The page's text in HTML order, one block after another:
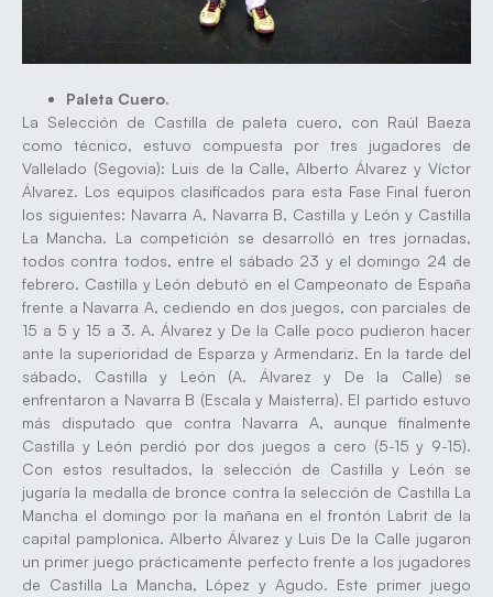
Paleta Cuero.
La Selección de Castilla de paleta cuero, con Raúl Baeza
como técnico, estuvo compuesta por tres jugadores de
Vallelado (Segovia): Luis de la Calle, Alberto Álvarez y Víctor
Álvarez. Los equipos clasificados para esta Fase Final fueron
los siguientes: Navarra A, Navarra B, Castilla y León y Castilla
La Mancha. La competición se desarrolló en tres jornadas,
todos contra todos, entre el sábado 23 y el domingo 24 de
febrero. Castilla y León debutó en el Campeonato de España
frente a Navarra A, cediendo en dos juegos, con parciales de
15 a 5 y 15 a 3. A. Álvarez y De la Calle poco pudieron hacer
ante la superioridad de Esparza y Armendariz. En la tarde del
sábado, Castilla y León (A. Álvarez y De la Calle) se
enfrentaron a Navarra B (Escala y Maisterra). El partido estuvo
más disputado que contra Navarra A, aunque finalmente
Castilla y León perdió por dos juegos a cero (5-15 y 9-15).
Con estos resultados, la selección de Castilla y León se
jugaría la medalla de bronce contra la selección de Castilla La
Mancha el domingo por la mañana en el frontón Labrit de la
capital pamplonica. Alberto Álvarez y Luis De la Calle jugaron
un primer juego prácticamente perfecto frente a los jugadores
de Castilla La Mancha, López y Agudo. Este primer juego